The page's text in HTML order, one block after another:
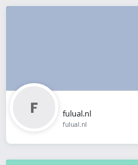
fulual.nl
fulual.nl